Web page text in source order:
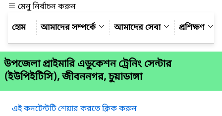
মেনু নির্বাচন করুন
আমাদের সম্পর্কে
আমাদের সেবা প্রশিক্ষণ
উপজেলা প্রাইমারি এডুকেশন ট্রেনিং সেন্টার
(ইউপিইটিসি), জীবননগর, চুয়াডাঙ্গা
এই কনটেন্টটি শেয়ার করতে ক্লিক করুন